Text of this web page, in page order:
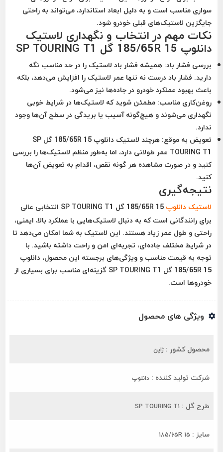
سواری مناسب است و به دلیل ابعاد استاندارد، می‌تواند به راحتی
جایگزین لاستیک‌های قبلی خودرو شود.
نکات مهم در انتخاب و نگهداری لاستیک
دانلوپ 185/65R 15 گل SP TOURING T1
بررسی فشار باد: همیشه فشار باد لاستیک را در حد مناسب نگه
دارید. فشار باد درست نه تنها عمر لاستیک را افزایش می‌دهد، بلکه
باعث بهبود عملکرد خودرو در جاده‌ها نیز می‌شود.
روغن‌کاری مناسب: مطمئن شوید که لاستیک‌ها در شرایط خوبی
نگهداری می‌شوند و هیچ‌گونه آسیب یا بریدگی در سطح آن‌ها وجود
ندارد.
تعویض به موقع:
هرچند لاستیک دانلوپ 185/65R 15 گل SP
TOURING T1 عمر طولانی دارد، اما به‌طور منظم لاستیک‌ها را بررسی
کنید و در صورت مشاهده هر گونه نقص، اقدام به تعویض آن‌ها
کنید.
نتیجه‌گیری
لاستیک دانلوپ
185/65R 15 گل SP TOURING T1 انتخابی عالی
برای رانندگانی است که به دنبال لاستیک‌هایی با عملکرد بالا، ایمنی،
راحتی و طول عمر زیاد هستند. این لاستیک به شما امکان می‌دهد تا
در شرایط مختلف جاده‌ای، تجربه‌ای امن و راحت داشته باشید. با
توجه به قیمت مناسب و ویژگی‌های برجسته این محصول، دانلوپ
185/65R 15 گل SP TOURING T1 گزینه‌ای مناسب برای بسیاری از
خودروها است.
ویژگی های محصول
محصول کشور : ژاپن
شرکت تولید کننده : دانلوپ
طرح گل : SP TOURING T1
سایز : 185/65R 15